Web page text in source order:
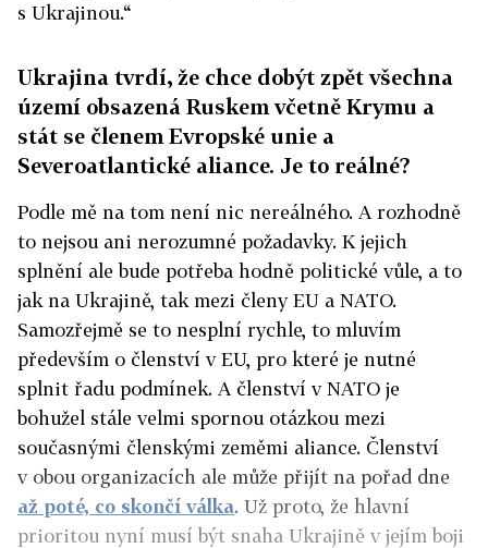
s Ukrajinou.“
Ukrajina tvrdí, že chce dobýt zpět všechna
území obsazená Ruskem včetně Krymu a
stát se členem Evropské unie a
Severoatlantické aliance. Je to reálné?
Podle mě na tom není nic nereálného. A rozhodně
to nejsou ani nerozumné požadavky. K jejich
splnění ale bude potřeba hodně politické vůle, a to
jak na Ukrajině, tak mezi členy EU a NATO.
Samozřejmě se to nesplní rychle, to mluvím
především o členství v EU, pro které je nutné
splnit řadu podmínek. A členství v NATO je
bohužel stále velmi spornou otázkou mezi
současnými členskými zeměmi aliance. Členství
v obou organizacích ale může přijít na pořad dne
až poté, co skončí válka. Už proto, že hlavní
prioritou nyní musí být snaha Ukrajině v jejím boji